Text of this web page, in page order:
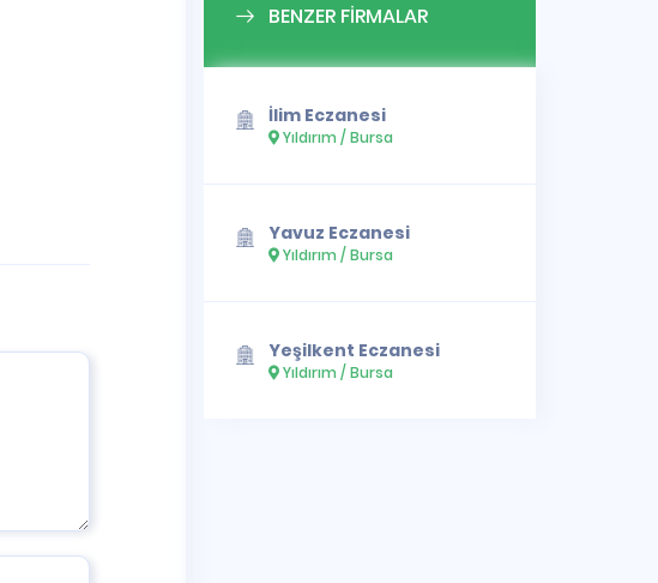
BENZER FİRMALAR
İlim Eczanesi
Yıldırım / Bursa
Yavuz Eczanesi
Yıldırım / Bursa
Yeşilkent Eczanesi
Yıldırım / Bursa